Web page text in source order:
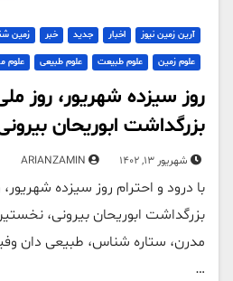
آرین زمین نیوز اخبار جدید خبر زمین
علوم زمین علوم طبیعت علوم طبیعی علوم
روز سیزده شهریور، روز
بزرگداشت ابوریحان
شهریور 13, 1402
با درود و احترام روز سیزده شهریور،
بزرگداشت ابوریحان بیرونی،
مدرن، ستاره شناس، طبیعی دان
…